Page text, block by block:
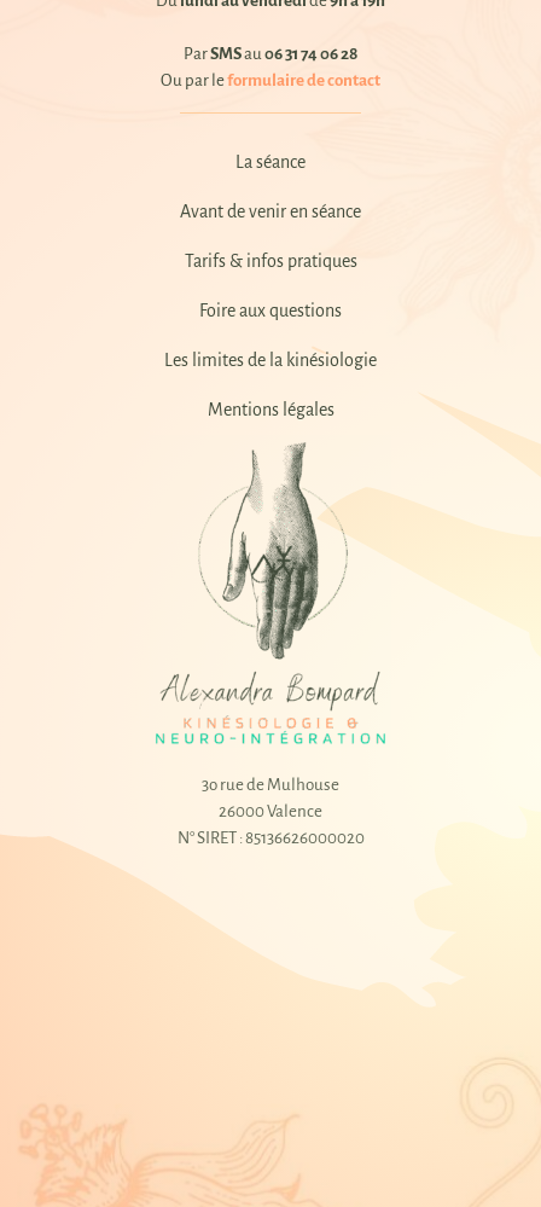
ParSMSau06 31 74 06 28
Ou par leformulaire de contact
La séance
Avant de venir en séance
Tarifs & infos pratiques
Foire aux questions
Les limites de la kinésiologie
Mentions légales
3o rue de Mulhouse
26000 Valence
N° SIRET : 85136626000020